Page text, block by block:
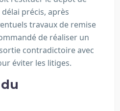
précis, après
travaux de remise
de réaliser un
contradictoire avec
éviter les litiges.